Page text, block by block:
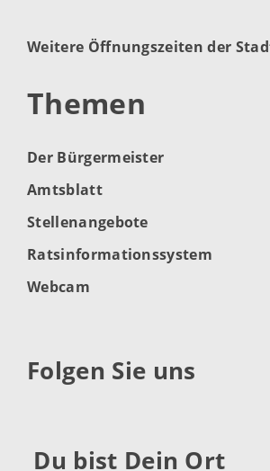
Weitere Öffnungszeiten der
Themen
Der Bürgermeister
Amtsblatt
Stellenangebote
Ratsinformationssystem
Webcam
Folgen Sie uns
Du bist Dein Ort